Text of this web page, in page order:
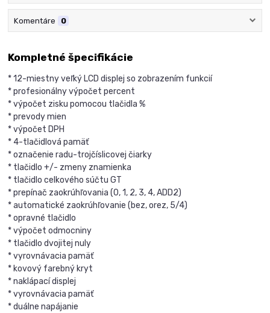
Komentáre 0
Kompletné špecifikácie
* 12-miestny veľký LCD displej so zobrazením funkcií
* profesionálny výpočet percent
* výpočet zisku pomocou tlačidla %
* prevody mien
* výpočet DPH
* 4-tlačidlová pamäť
* označenie radu-trojčíslicovej čiarky
* tlačidlo +/- zmeny znamienka
* tlačidlo celkového súčtu GT
* prepínač zaokrúhľovania (0, 1, 2, 3, 4, ADD2)
* automatické zaokrúhľovanie (bez, orez, 5/4)
* opravné tlačidlo
* výpočet odmocniny
* tlačidlo dvojitej nuly
* vyrovnávacia pamäť
* kovový farebný kryt
* naklápací displej
* vyrovnávacia pamäť
* duálne napájanie